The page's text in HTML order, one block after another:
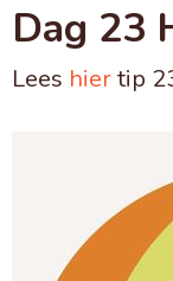
Dag 23
Lees hiertip